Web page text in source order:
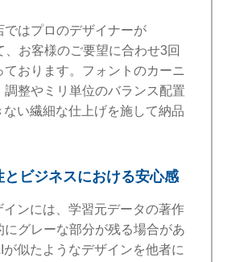
ではプロのデザイナーが
、お客様のご要望に合わせ3回
ております。フォントのカーニ
調整やミリ単位のバランス配置
い繊細な仕上げを施して納品
とビジネスにおける安心感
ンには、学習元データの著作
にグレーな部分が残る場合があ
が似たようなデザインを他者に